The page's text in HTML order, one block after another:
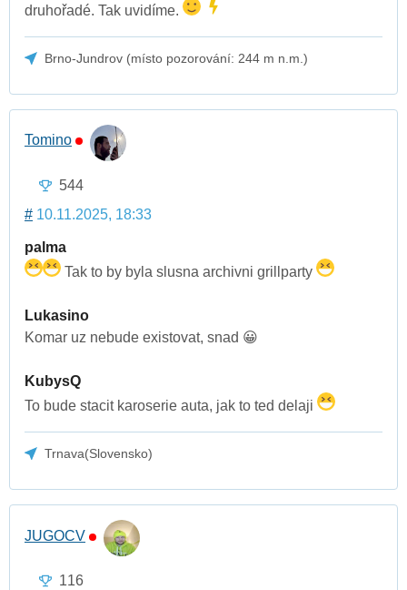
druhořadé. Tak uvidíme.
Brno-Jundrov (místo pozorování: 244 m n.m.)
Tomino
544
# 10.11.2025, 18:33
palma
Tak to by byla slusna archivni grillparty
Lukasino
Komar uz nebude existovat, snad 😀
KubysQ
To bude stacit karoserie auta, jak to ted delaji
Trnava(Slovensko)
JUGOCV
116